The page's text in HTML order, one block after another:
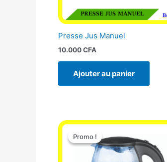
Presse Jus Manuel
10.000CFA
Ajouter au panier
Promo !
Promo !
Le
initial
était :
16.900 CFA.
Le
actuel
est :
12.500